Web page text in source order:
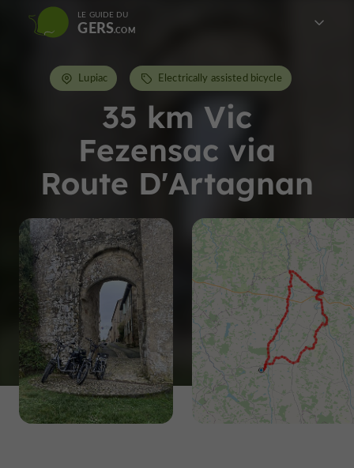
LE GUIDE DU
GERS
35 km Vic
Fezensac via
Route D'Artagnan
Lupiac Electrically assisted bicycle